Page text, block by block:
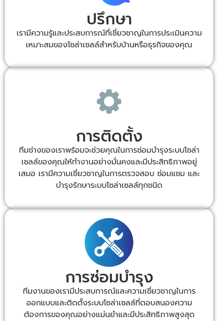
ปรึกษา
เรามีความรู้และประสบการณ์ที่เชี่ยวชาญในการประเมินความ
เหมาะสมของโซล่าเซลล์สำหรับบ้านหรือธุรกิจของคุณ
การติดตั้ง
ทีมช่างของเราพร้อมจะช่วยคุณในการซ่อมบำรุงระบบโซล่า
เซลล์ของคุณให้ทำงานอย่างมั่นคงและมีประสิทธิภาพอยู่
เสมอ เรามีความเชี่ยวชาญในการตรวจสอบ ซ่อมแซม และ
บำรุงรักษาระบบโซล่าเซลล์ทุกชนิด
การซ่อมบำรุง
ทีมงานของเรามีประสบการณ์และความเชี่ยวชาญในการ
ออกแบบและติดตั้งระบบโซล่าเซลล์ที่ตอบสนองความ
ต้องการของคุณอย่างแม่นยำและมีประสิทธิภาพสูงสุด